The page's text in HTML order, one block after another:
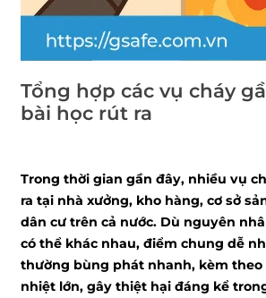
Tổng hợp các vụ cháy
bài học rút ra
Trong thời gian gần đây, nhiều vụ
ra tại nhà xưởng, kho hàng, cơ sở
dân cư trên cả nước. Dù nguyên
có thể khác nhau, điểm chung dễ
thường bùng phát nhanh, kèm theo
nhiệt lớn, gây thiệt hại đáng kể